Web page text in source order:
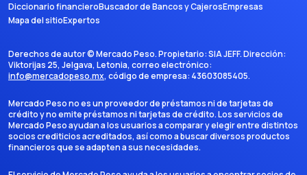
Diccionario financieroBuscador de Bancos y CajerosEmpresas
Mapa del sitioExpertos
Derechos de autor ©Mercado Peso. Propietario:SIA JEFF. Dirección:
Viktorijas 25, Jelgava, Letonia, correo electrónico:
info@mercadopeso.mx, código de empresa: 43603085405.
Mercado Peso no es un proveedor de préstamos ni de tarjetas de
crédito y no emite préstamos ni tarjetas de crédito. Los servicios de
Mercado Peso ayudan a los usuarios a comparar y elegir entre distintos
socios crediticios acreditados, así como a buscar diversos productos
financieros que se adapten a sus necesidades.